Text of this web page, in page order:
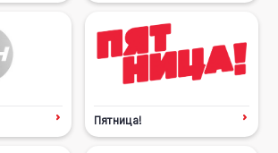
Пятница!